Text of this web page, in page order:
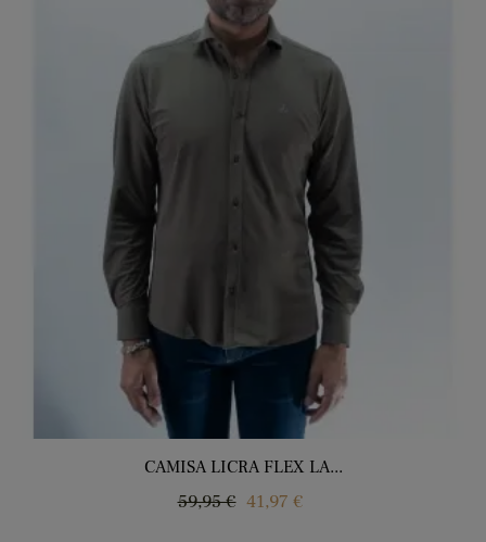
CAMISA LICRA FLEX LA...
Precio
59,95 € Precio
41,97 €